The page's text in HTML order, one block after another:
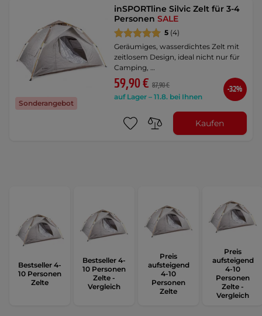
Sonderangebot
inSPORTline Silvic Zelt für 3-4
PersonenSALE
5 (4)
Geräumiges, wasserdichtes Zelt mit
zeitlosem Design, ideal nicht nur für
Camping, …
59,90 € 87,90 €
auf Lager – 11.8. bei Ihnen
-32%
Kaufen
Bestseller 4-
10 Personen
Zelte
Bestseller 4-
10 Personen
Zelte -
Vergleich
Preis
aufsteigend
4-10
Personen
Zelte
Preis
aufsteigend
4-10
Personen
Zelte -
Vergleich